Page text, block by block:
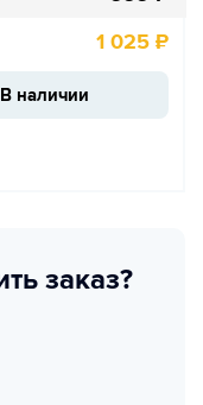
1 025 ₽
В наличии
заказ?